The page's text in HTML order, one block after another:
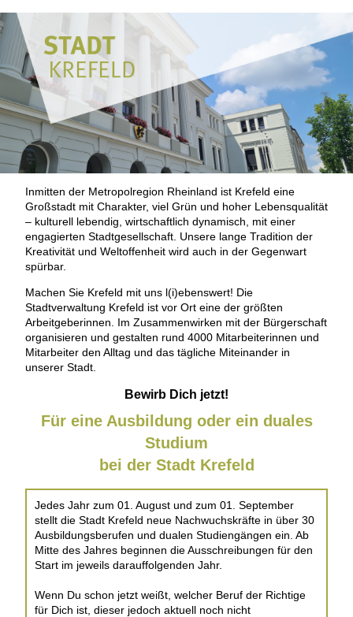
Inmitten der Metropolregion Rheinland ist Krefeld eine
Großstadt mit Charakter, viel Grün und hoher Lebensqualität
– kulturell lebendig, wirtschaftlich dynamisch, mit einer
engagierten Stadtgesellschaft. Unsere lange Tradition der
Kreativität und Weltoffenheit wird auch in der Gegenwart
spürbar.
Machen Sie Krefeld mit uns l(i)ebenswert! Die
Stadtverwaltung Krefeld ist vor Ort eine der größten
Arbeitgeberinnen. Im Zusammenwirken mit der Bürgerschaft
organisieren und gestalten rund 4000 Mitarbeiterinnen und
Mitarbeiter den Alltag und das tägliche Miteinander in
unserer Stadt.
Bewirb Dich jetzt!
Für eine Ausbildung oder ein duales
Studium
bei der Stadt Krefeld
Jedes Jahr zum 01. August und zum 01. September
stellt die Stadt Krefeld neue Nachwuchskräfte in über 30
Ausbildungsberufen und dualen Studiengängen ein. Ab
Mitte des Jahres beginnen die Ausschreibungen für den
Start im jeweils darauffolgenden Jahr.
Wenn Du schon jetzt weißt, welcher Beruf der Richtige
für Dich ist, dieser jedoch aktuell noch nicht